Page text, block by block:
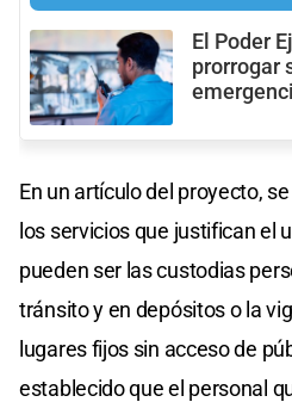
El Poder
prorrogar
En un artículo del proyecto,
los servicios que justifican el
pueden ser las custodias
tránsito y en depósitos o la
lugares fijos sin acceso de
establecido que el personal